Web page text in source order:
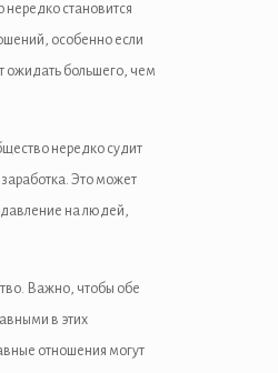
нередко становится
особенно если
ожидать большего, чем
нередко судит
Это может
давление на людей,
Важно, чтобы обе
в этих
отношения могут